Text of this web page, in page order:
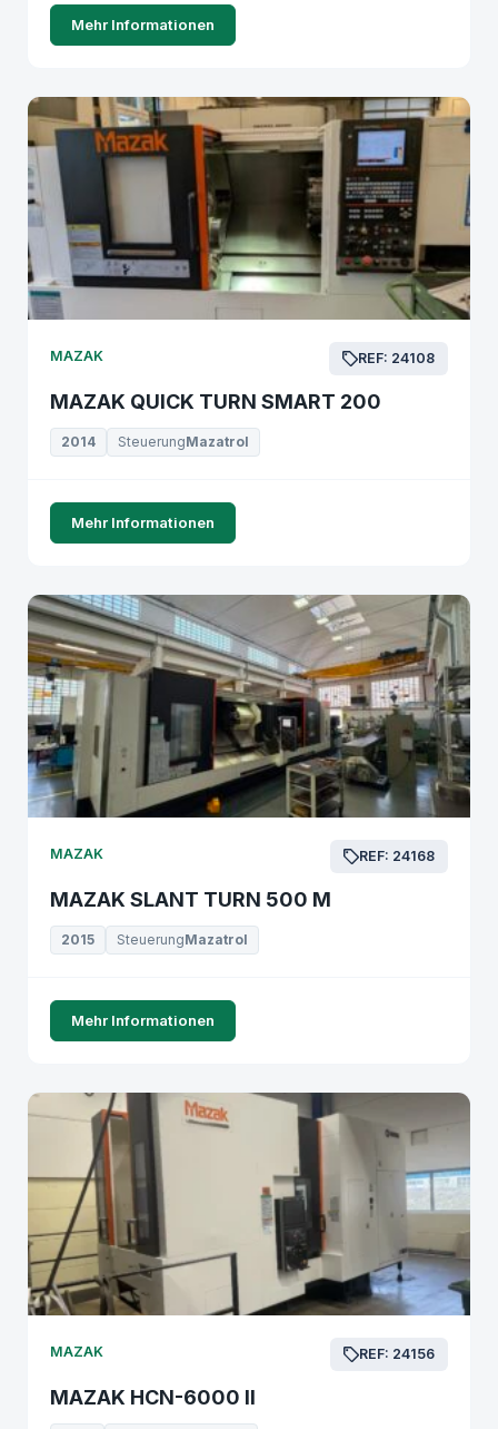
Mehr Informationen
MAZAK REF: 24108
MAZAK QUICK TURN SMART 200
2014 SteuerungMazatrol
Mehr Informationen
MAZAK REF: 24168
MAZAK SLANT TURN 500 M
2015 SteuerungMazatrol
Mehr Informationen
MAZAK REF: 24156
MAZAK HCN-6000 II